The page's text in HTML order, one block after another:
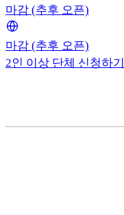
마감 (추후 오픈)
마감 (추후 오픈)
2인 이상 단체 신청하기